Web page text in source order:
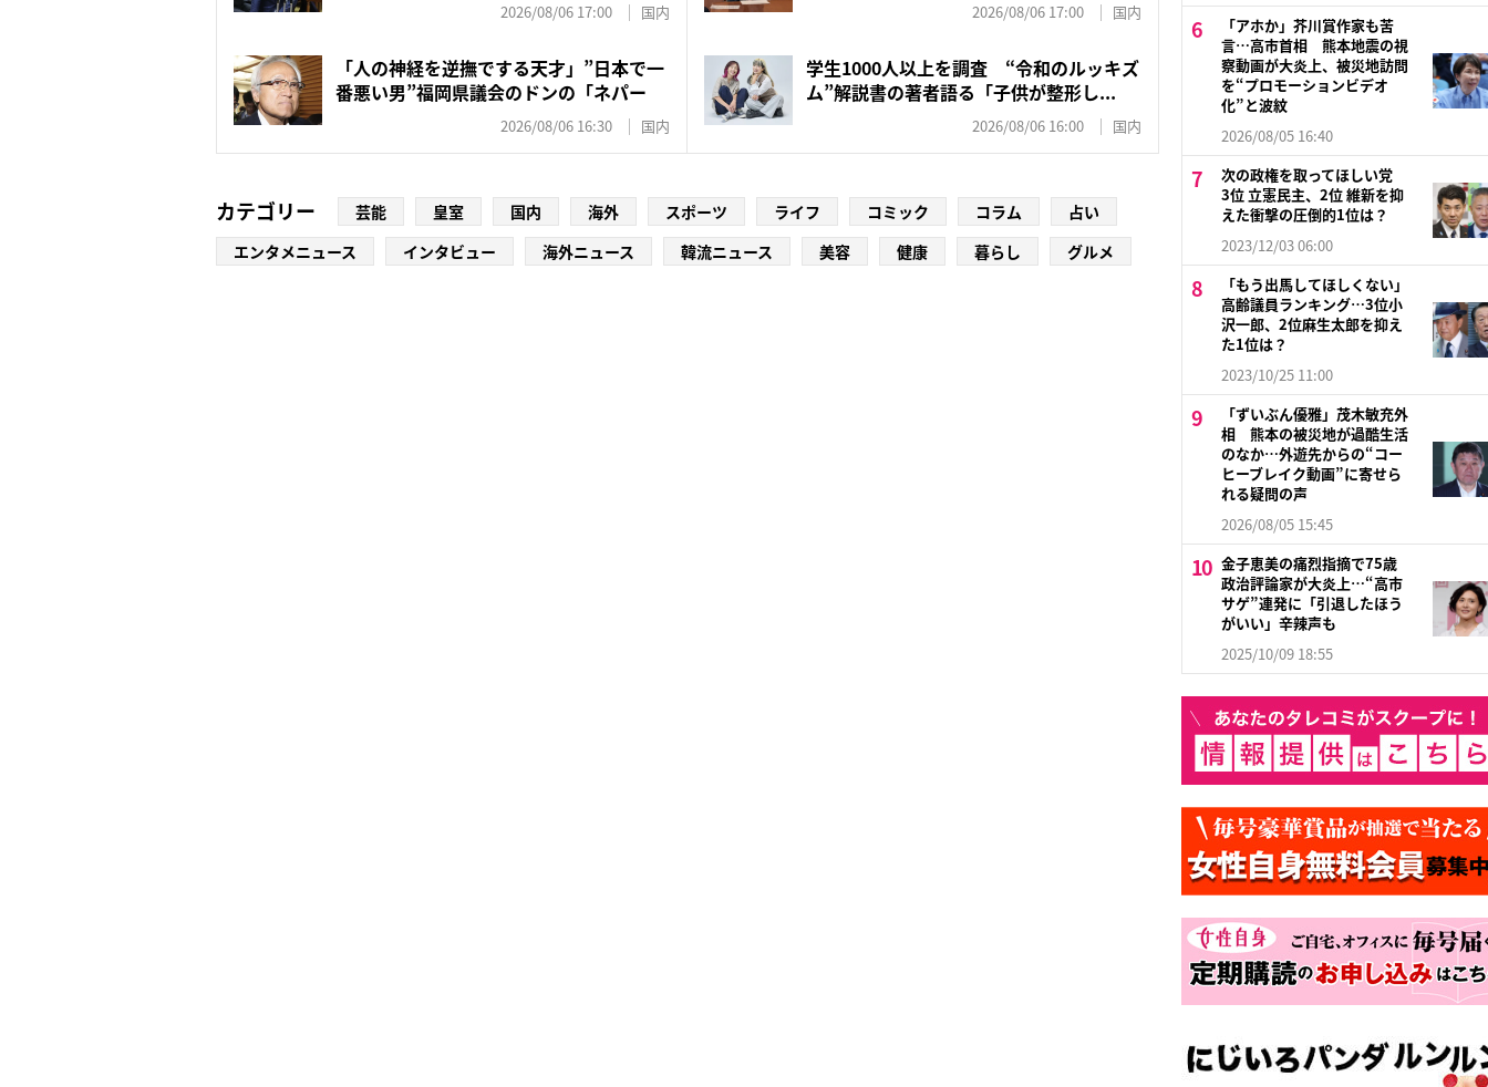
2026/08/06 17:00 国内 2026/08/06 17:00 国内
「人の神経を逆撫でする天才」”日本で一
番悪い男”福岡県議会のドンの「ネパー
2026/08/06 16:30 国内
学生1000人以上を調査 “令和のルッキズ
ム”解説書の著者語る「子供が整形し...
2026/08/06 16:00 国内
カテゴリー 芸能 皇室 国内 海外 スポーツ ライフ コミック コラム
占い
エンタメニュース
インタビュー 海外ニュース 韓流ニュース 美容 健康 暮らし グルメ
「アホか」芥川賞作家も苦
言…高市首相 熊本地震の視
察動画が大炎上、被災地訪問
を“プロモーションビデオ
化”と波紋
2026/08/05 16:40
次の政権を取ってほしい党
3位 立憲民主、2位 維新を抑
えた衝撃の圧倒的1位は？
2023/12/03 06:00
「もう出馬してほしくない」
高齢議員ランキング…3位小
沢一郎、2位麻生太郎を抑え
た1位は？
2023/10/25 11:00
「ずいぶん優雅」茂木敏充外
相 熊本の被災地が過酷生活
のなか…外遊先からの“コー
ヒーブレイク動画”に寄せら
れる疑問の声
2026/08/05 15:45
金子恵美の痛烈指摘で75歳
政治評論家が大炎上…“高市
サゲ”連発に「引退したほう
がいい」辛辣声も
2025/10/09 18:55